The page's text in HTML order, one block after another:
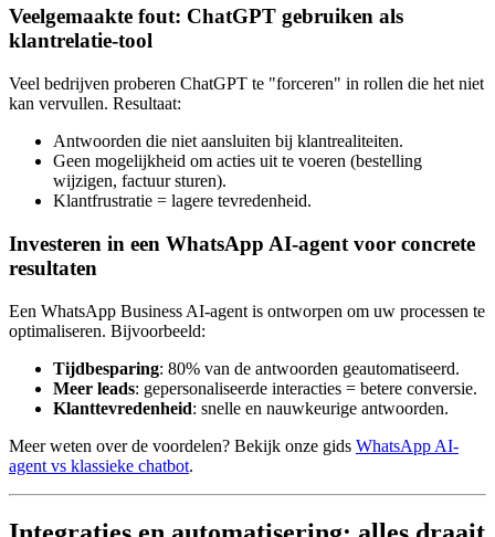
Veelgemaakte fout: ChatGPT gebruiken als
klantrelatie-tool
Veel bedrijven proberen ChatGPT te "forceren" in rollen die het niet
kan vervullen. Resultaat:
Antwoorden die niet aansluiten bij klantrealiteiten.
Geen mogelijkheid om acties uit te voeren (bestelling
wijzigen, factuur sturen).
Klantfrustratie = lagere tevredenheid.
Investeren in een WhatsApp AI-agent voor concrete
resultaten
Een WhatsApp Business AI-agent is ontworpen om uw processen te
optimaliseren. Bijvoorbeeld:
Tijdbesparing: 80% van de antwoorden geautomatiseerd.
Meer leads: gepersonaliseerde interacties = betere conversie.
Klanttevredenheid: snelle en nauwkeurige antwoorden.
Meer weten over de voordelen? Bekijk onze gids WhatsApp AI-
agent vs klassieke chatbot.